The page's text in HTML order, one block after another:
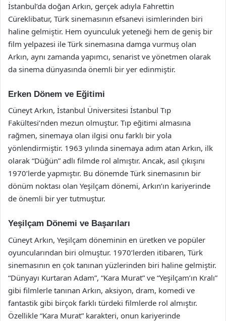
İstanbul’da doğan Arkın, gerçek adıyla Fahrettin
Cüreklibatur, Türk sinemasının efsanevi isimlerinden biri
haline gelmiştir. Hem oyunculuk yeteneği hem de geniş bir
film yelpazesi ile Türk sinemasına damga vurmuş olan
Arkın, aynı zamanda yapımcı, senarist ve yönetmen olarak
da sinema dünyasında önemli bir yer edinmiştir.
Erken Dönem ve Eğitimi
Cüneyt Arkın, İstanbul Üniversitesi İstanbul Tıp
Fakültesi’nden mezun olmuştur. Tıp eğitimi almasına
rağmen, sinemaya olan ilgisi onu farklı bir yola
yönlendirmiştir. 1963 yılında sinemaya adım atan Arkın, ilk
olarak “Düğün” adlı filmde rol almıştır. Ancak, asıl çıkışını
1970’lerde yapmıştır. Bu dönemde Türk sinemasının bir
dönüm noktası olan Yeşilçam dönemi, Arkın’ın kariyerinde
de önemli bir yer tutmuştur.
Yeşilçam Dönemi ve Başarıları
Cüneyt Arkın, Yeşilçam döneminin en üretken ve popüler
oyuncularından biri olmuştur. 1970’lerden itibaren, Türk
sinemasının en çok tanınan yüzlerinden biri haline gelmiştir.
“Dünyayı Kurtaran Adam”, “Kara Murat” ve “Yeşilçam’ın Kralı”
gibi filmlerle tanınan Arkın, aksiyon, dram, komedi ve
fantastik gibi birçok farklı türdeki filmlerde rol almıştır.
Özellikle “Kara Murat” karakteri, onun kariyerinde